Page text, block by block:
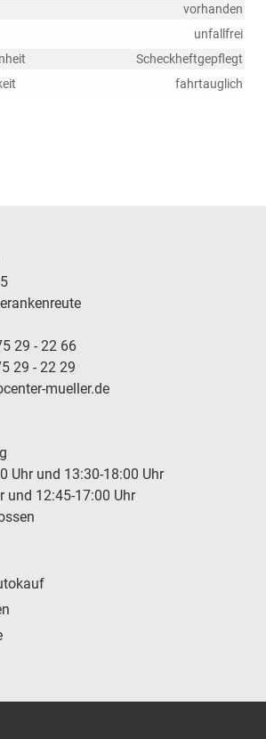
vorhanden
unfallfrei
Scheckheftgepflegt
fahrtauglich
29 - 22 66
29 - 22 29
mueller.de
Uhr und 13:30-18:00 Uhr
und 12:45-17:00 Uhr